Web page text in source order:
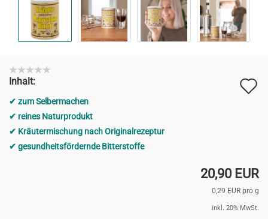
Inhalt:
zum Selbermachen
reines Naturprodukt
Kräutermischung nach Originalrezeptur
gesundheitsfördernde Bitterstoffe
20,90 EUR
0,29 EUR pro g
inkl. 20% MwSt.